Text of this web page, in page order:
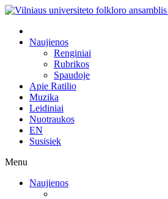
Naujienos
Renginiai
Rubrikos
Spaudoje
Apie Ratilio
Muzika
Leidiniai
Nuotraukos
EN
Susisiek
Menu
Naujienos